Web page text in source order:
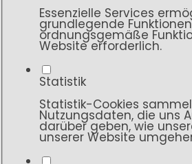
Essenzielle Services
grundlegende
ordnungsgemäße
Website erforderlich.
Statistik
Statistik-Cookies
Nutzungsdaten, die uns
darüber geben, wie
unserer Website